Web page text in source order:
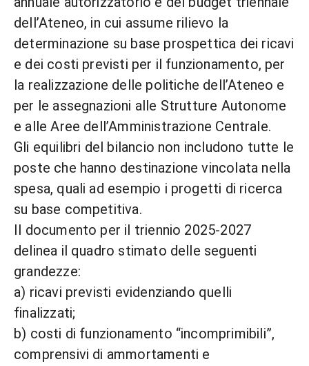
dell’Ateneo, in cui assume rilievo la
determinazione su base prospettica dei ricavi
e dei costi previsti per il funzionamento, per
la realizzazione delle politiche dell’Ateneo e
per le assegnazioni alle Strutture Autonome
e alle Aree dell’Amministrazione Centrale.
Gli equilibri del bilancio non includono tutte le
poste che hanno destinazione vincolata nella
spesa, quali ad esempio i progetti di ricerca
su base competitiva.
Il documento per il triennio 2025-2027
delinea il quadro stimato delle seguenti
grandezze:
a) ricavi previsti evidenziando quelli
finalizzati;
b) costi di funzionamento “incomprimibili”,
comprensivi di ammortamenti e